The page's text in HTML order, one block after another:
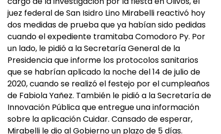
juez federal de San Isidro Lino Mirabelli reactivó hoy
dos medidas de prueba que ya habían sido pedidas
cuando el expediente tramitaba Comodoro Py. Por
un lado, le pidió a la Secretaría General de la
Presidencia que informe los protocolos sanitarios
que se habrían aplicado la noche del 14 de julio de
2020, cuando se realizó el festejo por el cumpleaños
de Fabiola Yañez. También le pidió a la Secretaría de
Innovación Pública que entregue una información
sobre la aplicación Cuidar. Cansado de esperar,
Mirabelli le dio al Gobierno un plazo de 5 días.